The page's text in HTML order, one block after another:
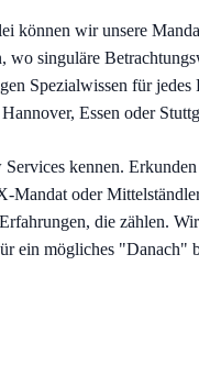
können wir unsere
wo singuläre
Spezialwissen für
Essen oder
kennen.
Mandat oder
die zählen.
ein mögliches "Danach"